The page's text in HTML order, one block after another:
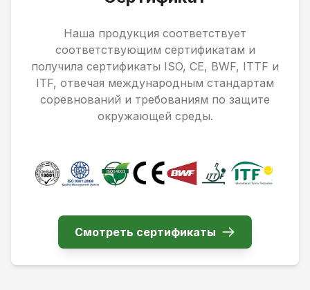
Наша продукция соответствует
соответствующим сертификатам и
получила сертификаты ISO, CE, BWF, ITTF и
ITF, отвечая международным стандартам
соревнований и требованиям по защите
окружающей среды.
Смотреть сертификаты